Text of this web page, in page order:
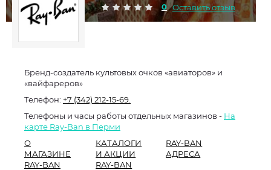
0 Оставить отзыв
Бренд-создатель культовых очков «авиаторов» и
«вайфареров»
Телефон: +7 (342) 212-15-69.
Телефоны и часы работы отдельных магазинов - На
карте Ray-Ban в Перми
О
МАГАЗИНЕ
RAY-BAN
КАТАЛОГИ
И АКЦИИ
RAY-BAN
RAY-BAN
АДРЕСА